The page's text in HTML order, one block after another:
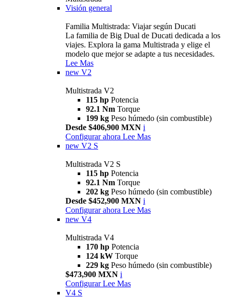
Visión general
Familia Multistrada: Viajar según Ducati
La familia de Big Dual de Ducati dedicada a los
viajes. Explora la gama Multistrada y elige el
modelo que mejor se adapte a tus necesidades.
Lee Mas
new V2
Multistrada V2
115 hp Potencia
92.1 Nm Torque
199 kg Peso húmedo (sin combustible)
Desde $406,900 MXN i
Configurar ahora Lee Mas
new V2 S
Multistrada V2 S
115 hp Potencia
92.1 Nm Torque
202 kg Peso húmedo (sin combustible)
Desde $452,900 MXN i
Configurar ahora Lee Mas
new V4
Multistrada V4
170 hp Potencia
124 kW Torque
229 kg Peso húmedo (sin combustible)
$473,900 MXN i
Configurar Lee Mas
V4 S